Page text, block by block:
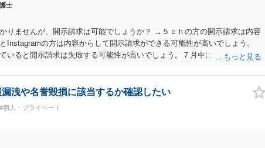
士
りませんが、開示請求は可能でしょうか？ →５ｃｈの方の開示請求は内容
Instagramの方は内容からして開示請求ができる可能性が高いでしょう。
いると開示請求は失敗する可能性が高いでしょう。７月中にアカウントが
させることは可能でしょうか？ →訴訟外の交渉で相手方が認めれば負担さ
訟で判決となった場合は、実際の弁護士費用が認められる場合と認められ
洩や名誉毀損に該当するか確認したい
#個人・プライベート